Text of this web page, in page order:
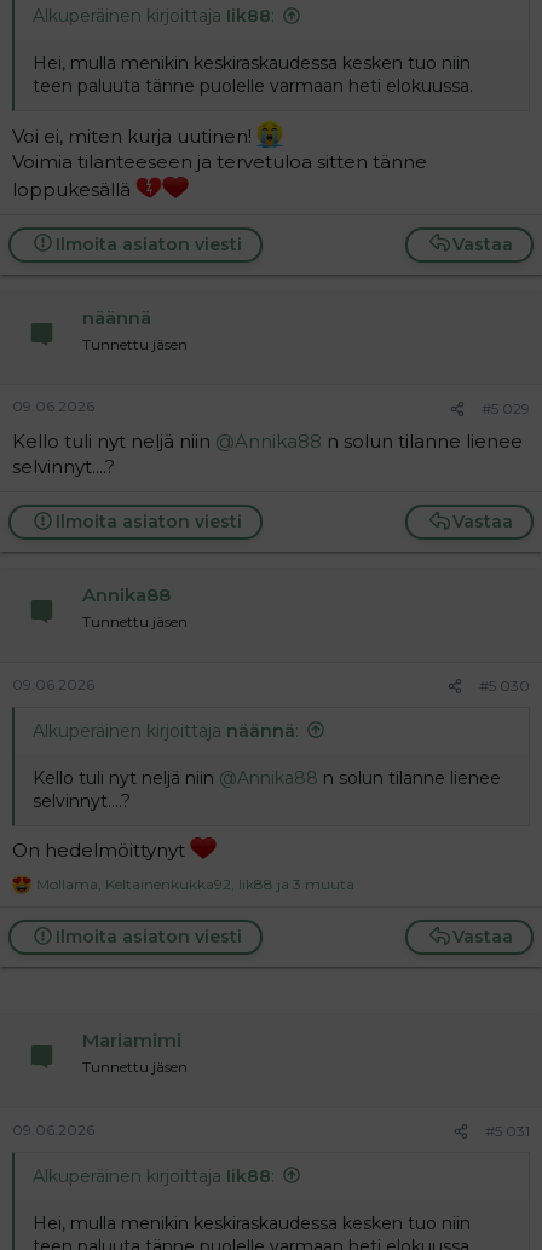
Alkuperäinen kirjoittaja Iik88:
Hei, mulla menikin keskiraskaudessa kesken tuo niin
teen paluuta tänne puolelle varmaan heti elokuussa.
Voi ei, miten kurja uutinen!
Voimia tilanteeseen ja tervetuloa sitten tänne
loppukesällä
Vastaa
Ilmoita asiaton viesti
näännä
Tunnettu jäsen
09.06.2026 #5 029
Kello tuli nyt neljä niin @Annika88 n solun tilanne lienee
selvinnyt....?
Vastaa
Ilmoita asiaton viesti
Annika88
Tunnettu jäsen
09.06.2026 #5 030
Alkuperäinen kirjoittaja näännä:
Kello tuli nyt neljä niin @Annika88 n solun tilanne lienee
selvinnyt....?
On hedelmöittynyt
R
a
c
t
Mollama, Keltainenkukka92, Iik88 ja 3 muuta
Vastaa
Ilmoita asiaton viesti
Mariamimi
Tunnettu jäsen
09.06.2026 #5 031
Alkuperäinen kirjoittaja Iik88:
Hei, mulla menikin keskiraskaudessa kesken tuo niin